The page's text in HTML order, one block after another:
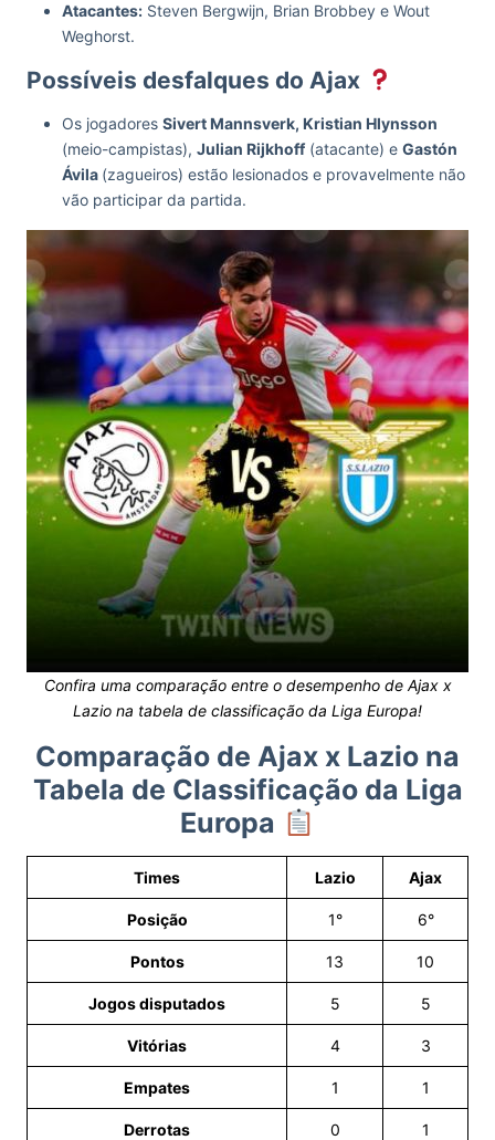
Atacantes: Steven Bergwijn, Brian Brobbey e Wout
Weghorst.
Possíveis desfalques do Ajax
Os jogadores Sivert Mannsverk, Kristian Hlynsson
(meio-campistas), Julian Rijkhoff(atacante) e Gastón
Ávila (zagueiros) estão lesionados e provavelmente não
vão participar da partida.
Confira uma comparação entre o desempenho de Ajax x
Lazio na tabela de classificação da Liga Europa!
Comparação de Ajax x Lazio na
Tabela de Classificação da Liga
Europa
Times Lazio Ajax
Posição 1° 6°
Pontos 13 10
Jogos disputados 5 5
Vitórias 4 3
Empates 1 1
Derrotas 0 1